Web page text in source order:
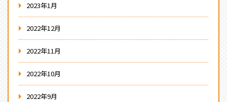
2023年1月
2022年12月
2022年11月
2022年10月
2022年9月